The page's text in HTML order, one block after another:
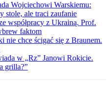
Wojciechowi Warskiemu:
stole, ale traci zaufanie
współpracy z Ukrainą. Prof.
faktom
nie chce ścigać się z Braunem.
w „Rz” Janowi Rokicie.
grilla?”